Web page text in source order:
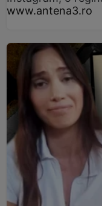
www.antena3.ro